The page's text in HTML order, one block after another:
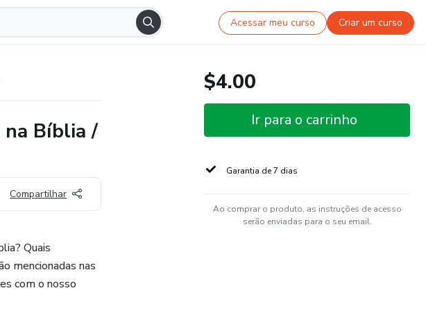
Acessar meu curso Criar um curso
na Bíblia /
Compartilhar
Quais
mencionadas nas
com o nosso
$4.00
Ir para o carrinho
Garantia de 7 dias
Ao comprar o produto, as instruções de acesso
serão enviadas para o seu email.